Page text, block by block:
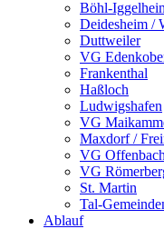
Böhl-
Deidesheim /
Duttweiler
VG
Frankenthal
Haßloch
Ludwigshafen
VG
Maxdorf /
VG Offenbach
VG
St. Martin
Tal-
Ablauf